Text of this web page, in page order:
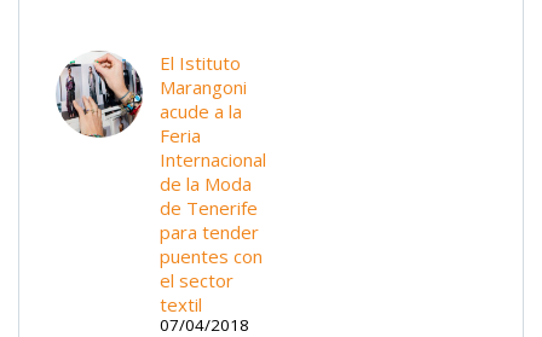
El Istituto
Marangoni
acude a la
Feria
Internacional
de la Moda
de Tenerife
para tender
puentes con
el sector
textil
07/04/2018